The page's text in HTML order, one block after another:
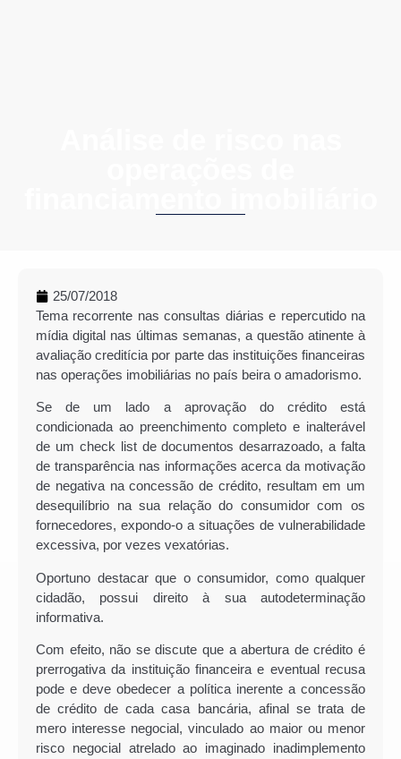
25/07/2018
Tema recorrente nas consultas diárias e repercutido na
mídia digital nas últimas semanas, a questão atinente à
avaliação creditícia por parte das instituições financeiras
nas operações imobiliárias no país beira o amadorismo.
Se de um lado a aprovação do crédito está
condicionada ao preenchimento completo e inalterável
de um check list de documentos desarrazoado, a falta
de transparência nas informações acerca da motivação
de negativa na concessão de crédito, resultam em um
desequilíbrio na sua relação do consumidor com os
fornecedores, expondo-o a situações de vulnerabilidade
excessiva, por vezes vexatórias.
Oportuno destacar que o consumidor, como qualquer
cidadão, possui direito à sua autodeterminação
informativa.
Com efeito, não se discute que a abertura de crédito é
prerrogativa da instituição financeira e eventual recusa
pode e deve obedecer a política inerente a concessão
de crédito de cada casa bancária, afinal se trata de
mero interesse negocial, vinculado ao maior ou menor
risco negocial atrelado ao imaginado inadimplemento